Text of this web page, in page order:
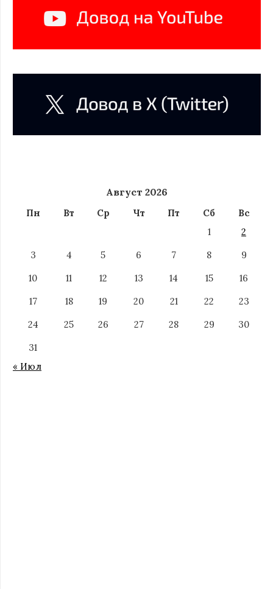
Август 2026
Пн Вт Ср Чт Пт Сб
Вс
1
2
3
4 5 6 7 8
9
10
11 12 13 14 15
16
17
18 19 20 21 22
23
24
25 26 27 28 29
30
31
« Июл